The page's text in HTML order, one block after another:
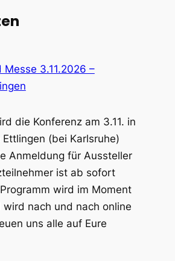
Messe 3.11.2026 –
die Konferenz am 3.11. in
(bei Karlsruhe)
Anmeldung für Aussteller
ist ab sofort
wird im Moment
nach und nach online
uns alle auf Eure